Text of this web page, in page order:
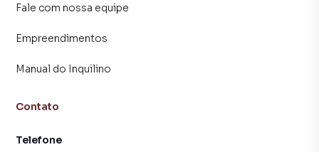
Fale com nossa equipe
Empreendimentos
Manual do Inquilino
Contato
Telefone